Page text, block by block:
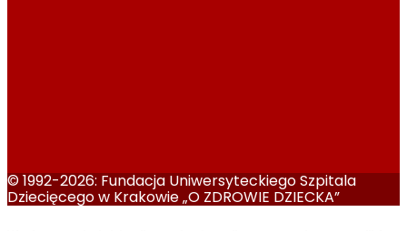
© 1992-2026: Fundacja Uniwersyteckiego Szpitala
Dziecięcego w Krakowie „O ZDROWIE DZIECKA”